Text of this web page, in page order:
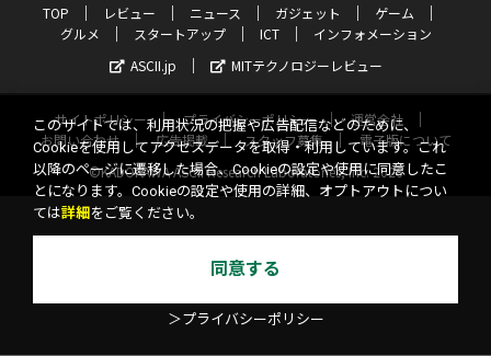
TOP レビュー ニュース ガジェット
ゲーム
グルメ
スタートアップ ICT
インフォメーション
ASCII.jp
MITテクノロジーレビュー
サイトポリシー プライバシーポリシー
運営会社
お問い合わせ
広告掲載 スタッフ募集
電子版について
©KADOKAWA ASCII Research Laboratories, Inc. 2026
このサイトでは、利用状況の把握や広告配信などのために、
Cookieを使用してアクセスデータを取得・利用しています。これ
以降のページに遷移した場合、Cookieの設定や使用に同意したこ
とになります。Cookieの設定や使用の詳細、オプトアウトについ
ては詳細 をご覧ください。
同意する
＞プライバシーポリシー